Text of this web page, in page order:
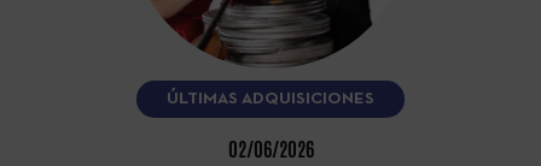
ÚLTIMAS ADQUISICIONES
02/06/2026